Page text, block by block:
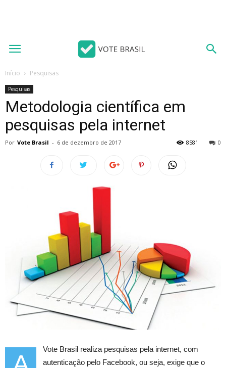
Início Pesquisas
Pesquisas
Metodologia científica em
pesquisas pela internet
Por Vote Brasil - 6 de dezembro de 2017 0
8581
Vote Brasil realiza pesquisas pela internet, com
autenticação pelo Facebook, ou seja, exige que o